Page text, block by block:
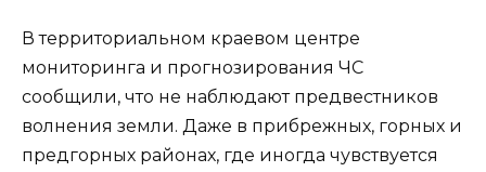
В территориальном краевом центре
мониторинга и прогнозирования ЧС
сообщили, что не наблюдают предвестников
волнения земли. Даже в прибрежных, горных и
предгорных районах, где иногда чувствуется